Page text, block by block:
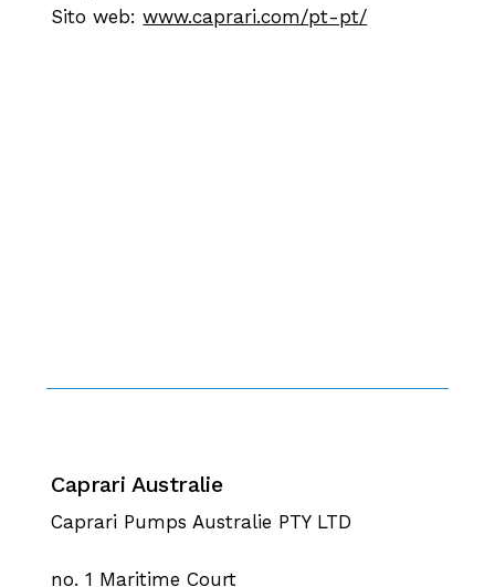
Sito web:www.caprari.com/pt-pt/
Caprari Australie
Caprari Pumps Australie PTY LTD
no. 1 Maritime Court